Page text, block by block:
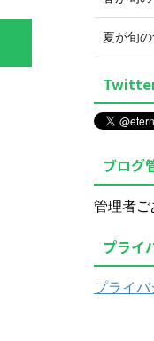
夏が旬
Twitter
ブログ
管理者
プライ
プライ